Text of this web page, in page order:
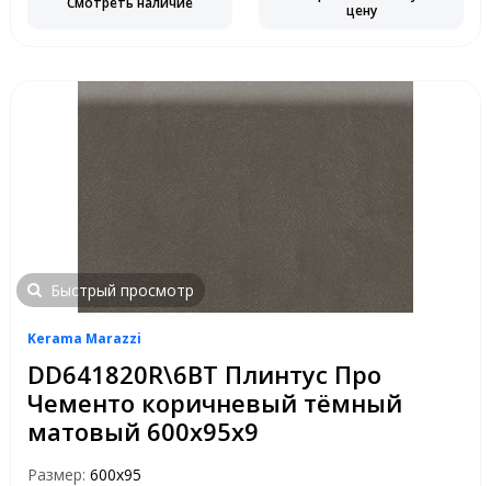
цену
Быстрый просмотр
Kerama Marazzi
DD641820R\6BT Плинтус Про
Чементо коричневый тёмный
матовый 600х95х9
Размер: 600х95